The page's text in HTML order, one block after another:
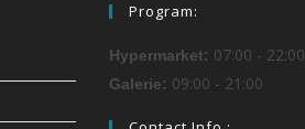
Program:
Hypermarket: 07:00 - 22:00
Galerie: 09:00 - 21:00